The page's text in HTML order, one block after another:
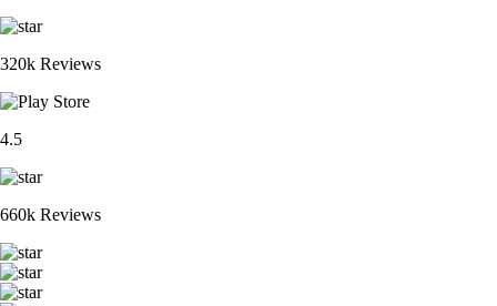
320k Reviews
4.5
660k Reviews